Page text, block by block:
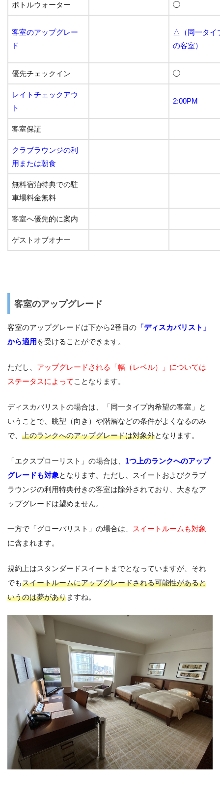
ボトルウォーター ◯
客室のアップグレー
ド
△（同一タイ
の客室）
優先チェックイン ◯
レイトチェックアウ
ト
2:00PM
客室保証
クラブラウンジの利
用または朝食
無料宿泊特典での駐
車場料金無料
客室へ優先的に案内
ゲストオブオナー
客室のアップグレード
客室のアップグレードは下から2番目の 「ディスカバリスト」
から適用 を受けることができます。
ただし、 アップグレードされる「幅（レベル）」については
ステータスによって ことなります。
ディスカバリストの場合は、「同一タイプ内希望の客室」と
いうことで、眺望（向き）や階層などの条件がよくなるのみ
で、 上のランクへのアップグレードは対象外となります。
「エクスプローリスト」の場合は、 1つ上のランクへのアップ
グレードも対象となります。ただし、スイートおよびクラブ
ラウンジの利用特典付きの客室は除外されており、大きなア
ップグレードは望めません。
一方で「グローバリスト」の場合は、 スイートルームも対象
に含まれます。
規約上はスタンダードスイートまでとなっていますが、それ
でもスイートルームにアップグレードされる可能性があると
いうのは夢がありますね。